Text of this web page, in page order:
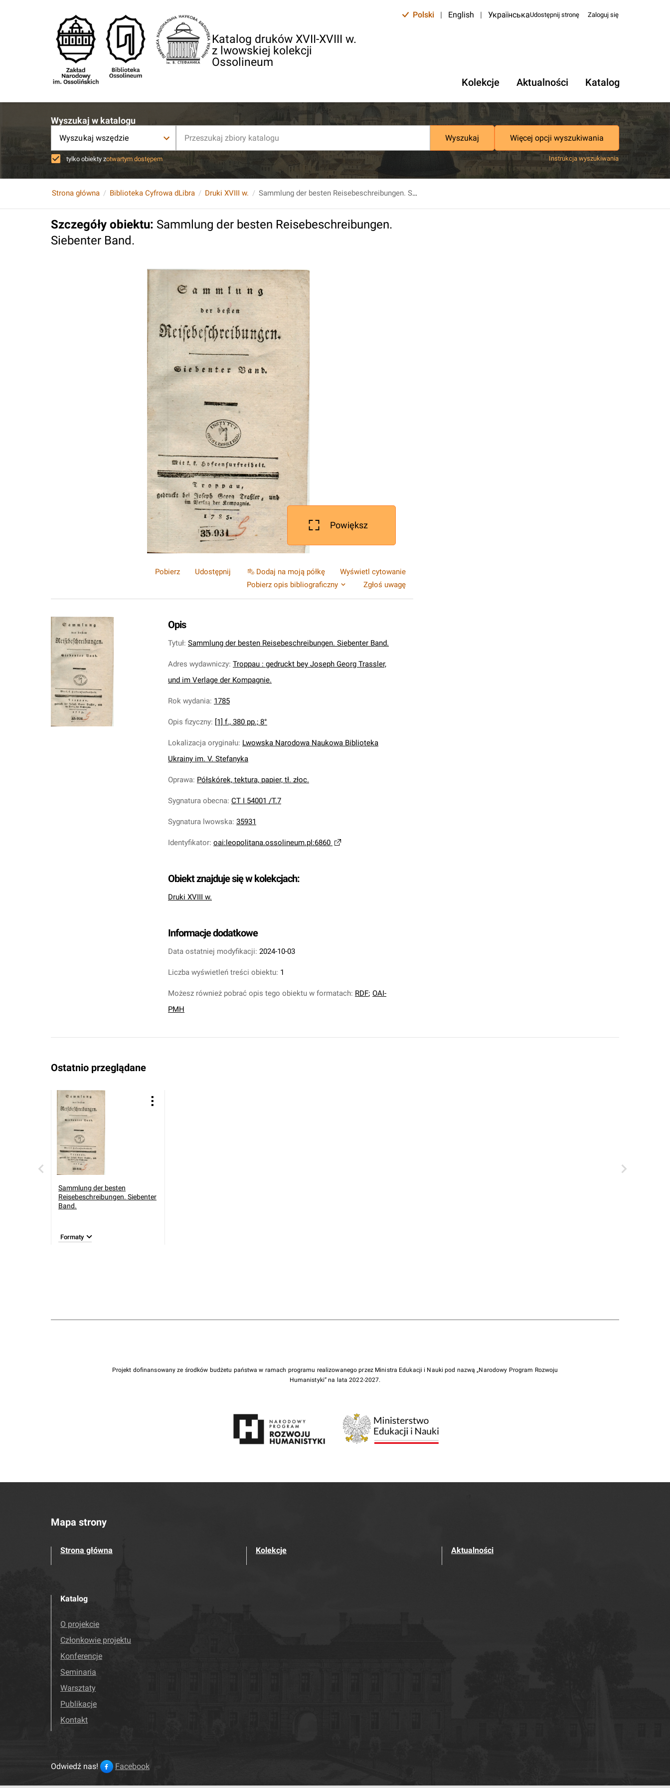
Katalog druków XVII-XVIII w.
z lwowskiej kolekcji
Ossolineum
Polski | English | УкраїнськаUdostępnij stronę Zaloguj się
Kolekcje Aktualności Katalog
Wyszukaj w katalogu
Wyszukaj wszędzie Wyszukaj Więcej opcji wyszukiwania
tylko obiekty zotwartym dostępem Instrukcja wyszukiwania
Strona główna Biblioteka Cyfrowa dLibra Druki XVIII w. Sammlung der besten Reisebeschreibungen. Siebenter Band.
Szczegóły obiektu: Sammlung der besten Reisebeschreibungen.
Siebenter Band.
Powiększ
Pobierz Udostępnij Dodaj na moją półkę
Wyświetl cytowanie
Pobierz opis bibliograficzny
Zgłoś uwagę
Opis
Tytuł: Sammlung der besten Reisebeschreibungen. Siebenter Band.
Adres wydawniczy: Troppau : gedruckt bey Joseph Georg Trassler,
und im Verlage der Kompagnie.
Rok wydania: 1785
Opis fizyczny: [1] f., 380 pp.; 8°
Lokalizacja oryginału: Lwowska Narodowa Naukowa Biblioteka
Ukrainy im. V. Stefanyka
Oprawa: Półskórek, tektura, papier, tł. złoc.
Sygnatura obecna: CT I 54001 /T.7
Sygnatura lwowska: 35931
Identyfikator: oai:leopolitana.ossolineum.pl:6860
Obiekt znajduje się w kolekcjach:
Druki XVIII w.
Informacje dodatkowe
Data ostatniej modyfikacji: 2024-10-03
Liczba wyświetleń treści obiektu: 1
Możesz również pobrać opis tego obiektu w formatach: RDF; OAI-
PMH
Ostatnio przeglądane
Sammlung der besten
Reisebeschreibungen. Siebenter
Band.
Formaty
Projekt dofinansowany ze środków budżetu państwa w ramach programu realizowanego przez Ministra Edukacji i Nauki pod nazwą „Narodowy Program Rozwoju
Humanistyki” na lata 2022-2027.
Mapa strony
Strona główna Kolekcje Aktualności
Katalog
O projekcie
Członkowie projektu
Konferencje
Seminaria
Warsztaty
Publikacje
Kontakt
Odwiedź nas! Facebook